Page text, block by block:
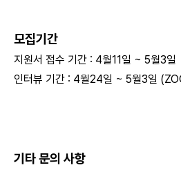
모집기간
지원서 접수 기간 : 4월11일 ~ 5월3일
인터뷰 기간 : 4월24일 ~ 5월3일
기타 문의 사항